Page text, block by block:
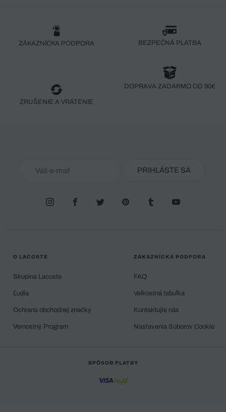
ZÁKAZNÍCKA PODPORA BEZPEČNÁ PLATBA
ZRUŠENIE A VRÁTENIE
DOPRAVA ZADARMO OD 90€
PRIHLÁSTE SA
O LACOSTE
Skupina Lacoste
Ľudia
Ochrana obchodnej značky
Vernostný Program
ZÁKAZNÍCKA PODPORA
FAQ
Veľkostná tabuľka
Kontaktujte nás
Nastavenia Súborov Cookie
SPÔSOB PLATBY